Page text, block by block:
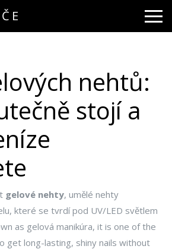
nehtů:
stojí a
gelové nehty, umělé nehty
které se tvrdí pod UV/LED světlem
as gelová manikúra, it is one of the
get long-lasting, shiny nails without